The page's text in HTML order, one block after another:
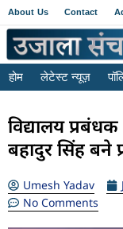
About Us Contact
होम लेटेस्ट न्यूज़
विद्यालय
बहादुर सिंह बने
Umesh Yadav
No Comments